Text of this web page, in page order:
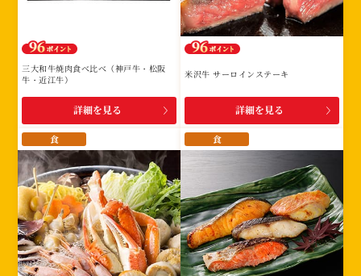
三大和牛焼肉食べ比べ（神戸牛・松阪
牛・近江牛）
詳細を見る
米沢牛 サーロインステーキ
詳細を見る
食 食